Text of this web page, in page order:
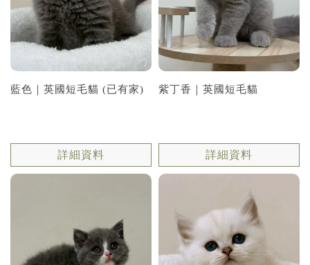
藍色｜英國短毛貓 (已有家)
詳細資料
紫丁香｜英國短毛貓
詳細資料